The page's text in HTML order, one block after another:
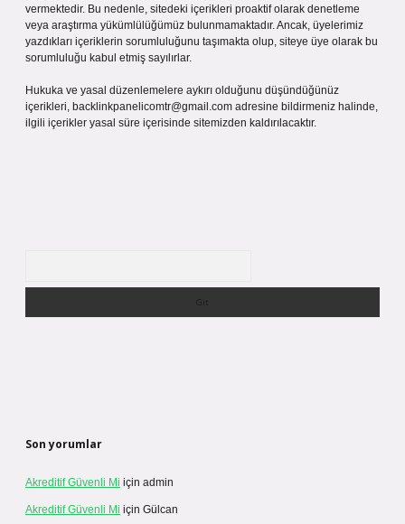
vermektedir. Bu nedenle, sitedeki içerikleri proaktif olarak denetleme
veya araştırma yükümlülüğümüz bulunmamaktadır. Ancak, üyelerimiz
yazdıkları içeriklerin sorumluluğunu taşımakta olup, siteye üye olarak bu
sorumluluğu kabul etmiş sayılırlar.
Hukuka ve yasal düzenlemelere aykırı olduğunu düşündüğünüz
içerikleri, backlinkpanelicomtr@gmail.com adresine bildirmeniz halinde,
ilgili içerikler yasal süre içerisinde sitemizden kaldırılacaktır.
Son yorumlar
Akreditif Güvenli Mi için admin
Akreditif Güvenli Mi için Gülcan